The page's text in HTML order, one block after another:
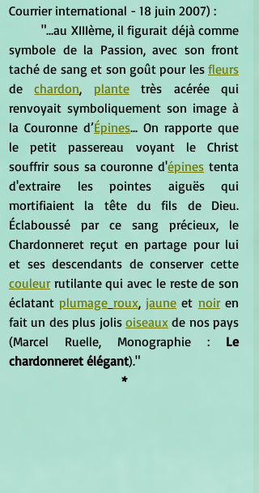
Courrier international - 18 juin 2007) :
	"...au XIIIème, il figurait déjà comme
symbole de la Passion, avec son front
taché de sang et son goût pour les fleurs
de chardon, plante très acérée qui
renvoyait symboliquement son image à
la Couronne d’Épines... On rapporte que
le petit passereau voyant le Christ
souffrir sous sa couronne d'épines tenta
d'extraire les pointes aiguës qui
mortifiaient la tête du fils de Dieu.
Éclaboussé par ce sang précieux, le
Chardonneret reçut en partage pour lui
couleur rutilante qui avec le reste de son
éclatant plumage roux, jaune et noir en
fait un des plus jolis oiseaux de nos pays
(Marcel Ruelle, Monographie : Le
chardonneret élégant)."
*